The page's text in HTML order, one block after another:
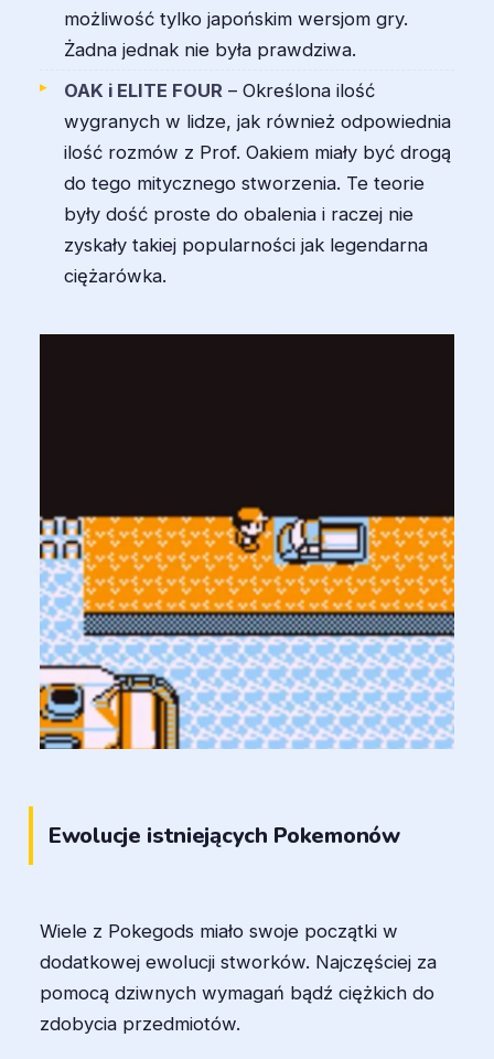
możliwość tylko japońskim wersjom gry.
Żadna jednak nie była prawdziwa.
OAK i ELITE FOUR – Określona ilość
wygranych w lidze, jak również odpowiednia
ilość rozmów z Prof. Oakiem miały być drogą
do tego mitycznego stworzenia. Te teorie
były dość proste do obalenia i raczej nie
zyskały takiej popularności jak legendarna
ciężarówka.
Ewolucje istniejących Pokemonów
Wiele z Pokegods miało swoje początki w
dodatkowej ewolucji stworków. Najczęściej za
pomocą dziwnych wymagań bądź ciężkich do
zdobycia przedmiotów.